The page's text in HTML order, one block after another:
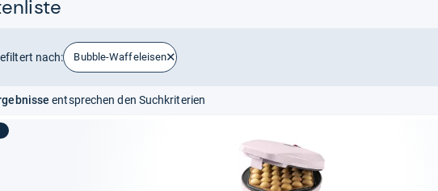
nach: Bubble-Waffeleisen
entsprechen den Suchkriterien